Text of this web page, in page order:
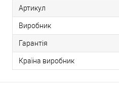
Артикул
Виробник
Гарантія
Країна виробник